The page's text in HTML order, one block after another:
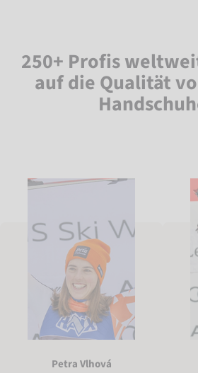
250+ Profis
auf die Qualität
Petra Vlhová